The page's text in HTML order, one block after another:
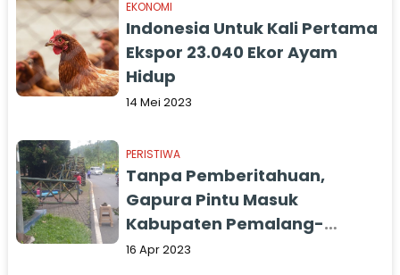
EKONOMI
Indonesia Untuk Kali Pertama
Ekspor 23.040 Ekor Ayam
Hidup
14 Mei 2023
PERISTIWA
Tanpa Pemberitahuan,
Gapura Pintu Masuk
Kabupaten Pemalang-
Purbalingga Dibongkar
16 Apr 2023